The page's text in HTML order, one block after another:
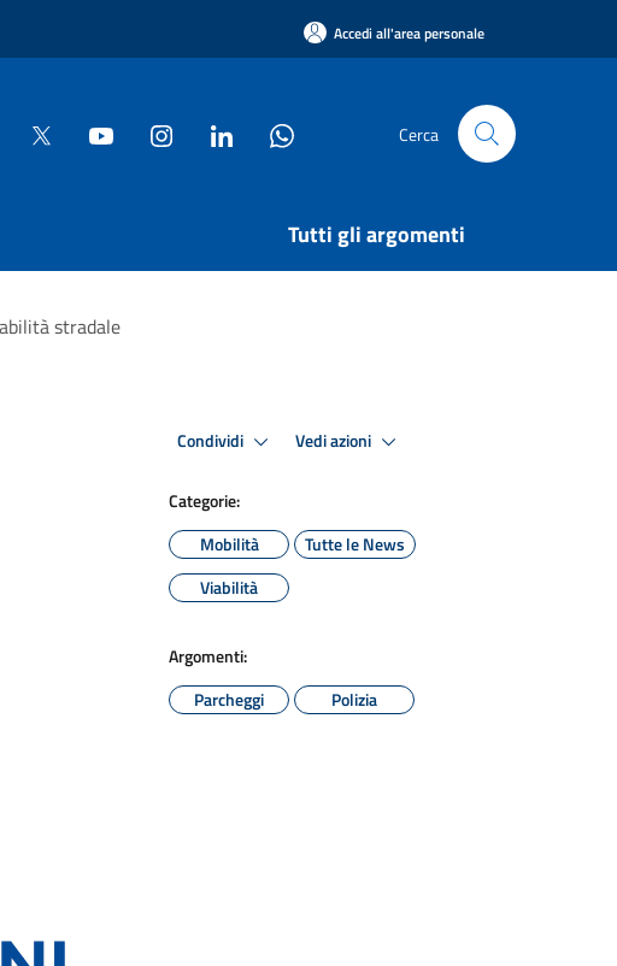
Accedi all'area personale
Cerca
Tutti gli argomenti
stradale
Condividi Vedi azioni
Categorie:
Mobilità
Tutte le News
Viabilità
Argomenti:
Parcheggi
Polizia